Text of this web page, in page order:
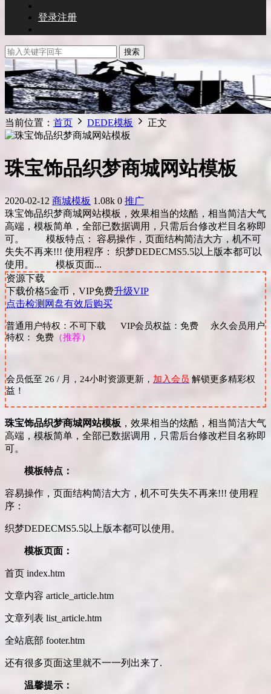
登录注册
搜索
当前位置： 首页 DEDE模板 正文
珠宝饰品织梦商城网站模板
2020-02-12 商城模板 1.08k 0 推广
珠宝饰品织梦商城网站模板，效果相当的炫酷，相当简洁大气
高端，模板简单，全部已数据调用，只需后台修改栏目名称即
可。 模板特点： 容易操作，页面结构简洁大方，机不可
失失不再来!!! 使用程序： 织梦DEDECMS5.5以上版本都可以
使用。 模板页面...
资源下载
下载价格5金币，VIP免费升级VIP
点击检测网盘有效后购买
普通用户特权：不可下载 VIP会员权益：免费 永久会员用户
特权： 免费 （推荐）
会员低至 26 / 月，24小时资源更新， 加入会员 解锁更多精彩权
益！
珠宝饰品织梦商城网站模板 ，效果相当的炫酷，相当简洁大气
高端，模板简单，全部已数据调用，只需后台修改栏目名称即
可。
模板特点：
容易操作，页面结构简洁大方，机不可失失不再来!!! 使用程
序：
织梦DEDECMS5.5以上版本都可以使用。
模板页面：
首页 index.htm
文章内容 article_article.htm
文章列表 list_article.htm
全站底部 footer.htm
还有很多页面这里就不一一列出来了.
温馨提示：